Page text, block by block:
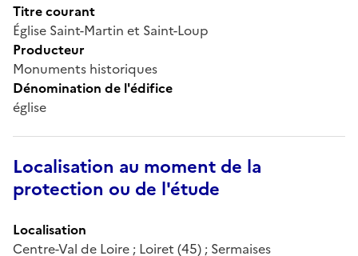
Titre courant
Église Saint-Martin et Saint-Loup
Producteur
Monuments historiques
Dénomination de l'édifice
église
Localisation au moment de la
protection ou de l'étude
Localisation
Centre-Val de Loire ; Loiret (45) ; Sermaises